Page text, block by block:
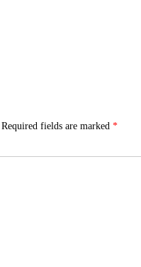
Required fields are marked *